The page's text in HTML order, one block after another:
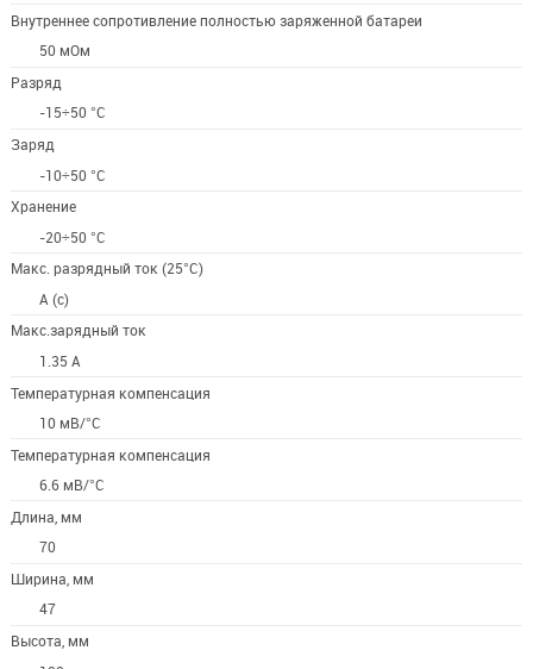
Внутреннее сопротивление полностью заряженной батареи
50 мОм
Разряд
-15÷50 °C
Заряд
-10÷50 °C
Хранение
-20÷50 °C
Макс. разрядный ток (25°С)
A (с)
Макс.зарядный ток
1.35 А
Температурная компенсация
10 мВ/°С
Температурная компенсация
6.6 мВ/°С
Длина, мм
70
Ширина, мм
47
Высота, мм